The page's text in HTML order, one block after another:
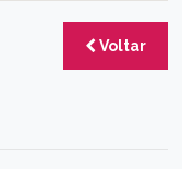
Voltar